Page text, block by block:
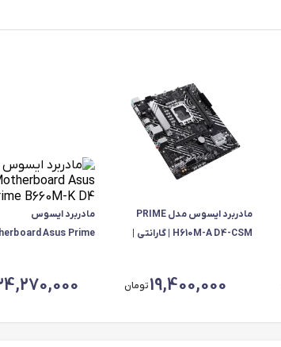
مادربرد ایسوس مدل PRIME
H610M-A D4-CSM | گارانتی |
19,400,000تومان
مادربرد ایسوس
Asus Prime